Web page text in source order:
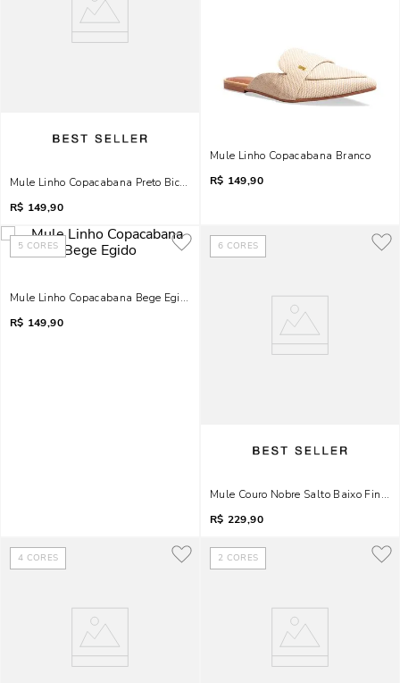
Mule Linho Copacabana Preto Bico Fino
R$ 149,90
Mule Linho Copacabana Branco
R$ 149,90
5 CORES
Mule Linho Copacabana Bege Egido
R$ 149,90
6 CORES
Mule Couro Nobre Salto Baixo Fino
R$ 229,90
4 CORES 2 CORES